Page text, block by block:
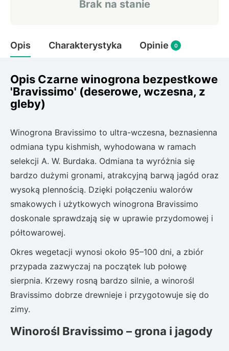
Hakonechoa (trawa bambusowa)
Turzyca (carex)
Różanecznik
Pnącza
Glicynia (wisteria)
Wiciokrzew
Bluszcz
Ewodia (tetradium daniellii)
Brak na stanie
Opis Charakterystyka Opinie 0
Opis Czarne winogrona bezpestkowe
'Bravissimo' (deserowe, wczesna, z
gleby)
Winogrona Bravissimo to ultra-wczesna, beznasienna
odmiana typu kishmish, wyhodowana w ramach
selekcji A. W. Burdaka. Odmiana ta wyróżnia się
bardzo dużymi gronami, atrakcyjną barwą jagód oraz
wysoką plennością. Dzięki połączeniu walorów
smakowych i użytkowych winogrona Bravissimo
doskonale sprawdzają się w uprawie przydomowej i
półtowarowej.
Okres wegetacji wynosi około 95–100 dni, a zbiór
przypada zazwyczaj na początek lub połowę
sierpnia. Krzewy rosną bardzo silnie, a winorośl
Bravissimo dobrze drewnieje i przygotowuje się do
zimy.
Winorośl Bravissimo – grona i jagody